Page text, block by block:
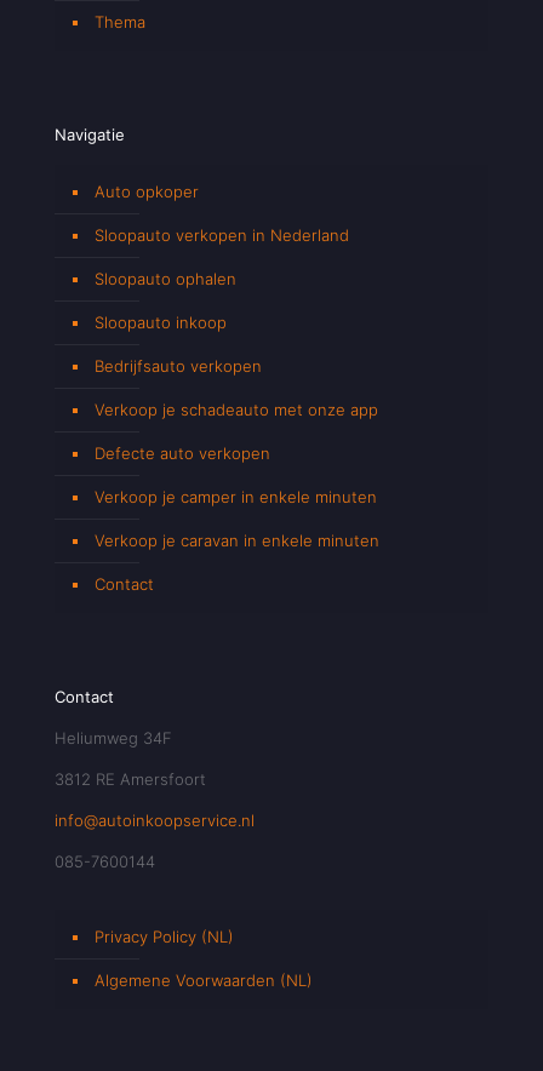
Thema
Navigatie
Auto opkoper
Sloopauto verkopen in Nederland
Sloopauto ophalen
Sloopauto inkoop
Bedrijfsauto verkopen
Verkoop je schadeauto met onze app
Defecte auto verkopen
Verkoop je camper in enkele minuten
Verkoop je caravan in enkele minuten
Contact
Contact
Heliumweg 34F
3812 RE Amersfoort
info@autoinkoopservice.nl
085-7600144
Privacy Policy (NL)
Algemene Voorwaarden (NL)